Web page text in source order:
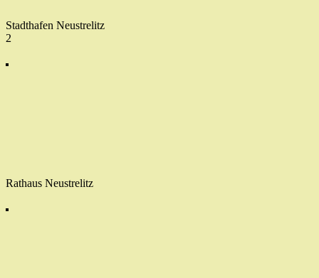
Stadthafen Neustrelitz
2
Rathaus Neustrelitz